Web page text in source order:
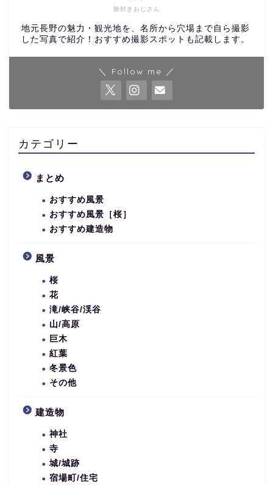
旅好きおじさん
地元長野の魅力・観光地を、名所から穴場まで自ら撮影
した写真で紹介！おすすめ撮影スポットも記載します。
＼ Follow me ／
カテゴリー
まとめ
おすすめ風景
おすすめ風景［桜］
おすすめ建造物
風景
桜
花
滝/峡谷/渓谷
山/高原
巨木
紅葉
冬景色
その他
建造物
神社
寺
城/城跡
宿場町/住宅